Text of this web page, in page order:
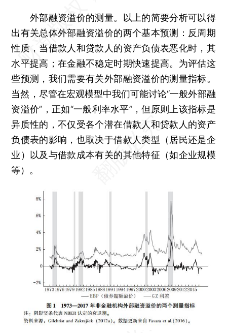
外部融资溢价的测量。以上的简要分析可以得
出有关总体外部融资溢价的两个基本预测：反周期
性质，当借款人和贷款人的资产负债表恶化时，其
水平提高；在金融不稳定时期快速提高。为评估这
些预测，我们需要有关外部融资溢价的测量指标。
当然，尽管在宏观模型中我们可能讨论“一般外部融
资溢价”，正如“一般利率水平”，但原则上该指标是
异质性的，不仅受各个潜在借款人和贷款人的资产
负债表的影响，也取决于借款人类型（居民还是企
业）以及与借款成本有关的其他特征（如企业规模
等）。